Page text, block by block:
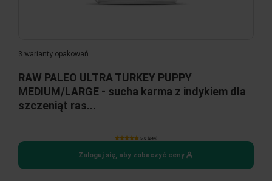
3 warianty opakowań
RAW PALEO ULTRA TURKEY PUPPY
MEDIUM/LARGE - sucha karma z indykiem dla
szczeniąt ras...
5.0 (244)
Zaloguj się, aby zobaczyć ceny